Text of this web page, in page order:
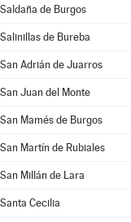
Saldaña de Burgos
Salinillas de Bureba
San Adrián de Juarros
San Juan del Monte
San Mamés de Burgos
San Martín de Rubiales
San Millán de Lara
Santa Cecilia